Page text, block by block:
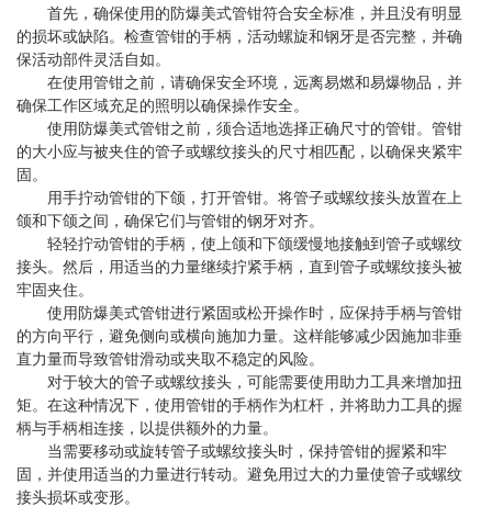
首先，确保使用的防爆美式管钳符合安全标准，并且没有明显
的损坏或缺陷。检查管钳的手柄，活动螺旋和钢牙是否完整，并确
保活动部件灵活自如。
在使用管钳之前，请确保安全环境，远离易燃和易爆物品，并
确保工作区域充足的照明以确保操作安全。
使用防爆美式管钳之前，须合适地选择正确尺寸的管钳。管钳
的大小应与被夹住的管子或螺纹接头的尺寸相匹配，以确保夹紧牢
固。
用手拧动管钳的下颌，打开管钳。将管子或螺纹接头放置在上
颌和下颌之间，确保它们与管钳的钢牙对齐。
轻轻拧动管钳的手柄，使上颌和下颌缓慢地接触到管子或螺纹
接头。然后，用适当的力量继续拧紧手柄，直到管子或螺纹接头被
牢固夹住。
使用防爆美式管钳进行紧固或松开操作时，应保持手柄与管钳
的方向平行，避免侧向或横向施加力量。这样能够减少因施加非垂
直力量而导致管钳滑动或夹取不稳定的风险。
对于较大的管子或螺纹接头，可能需要使用助力工具来增加扭
矩。在这种情况下，使用管钳的手柄作为杠杆，并将助力工具的握
柄与手柄相连接，以提供额外的力量。
当需要移动或旋转管子或螺纹接头时，保持管钳的握紧和牢
固，并使用适当的力量进行转动。避免用过大的力量使管子或螺纹
接头损坏或变形。